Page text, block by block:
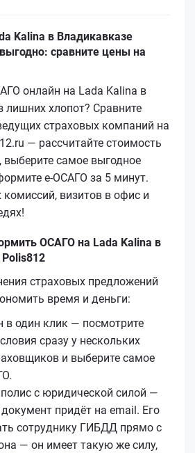
Kalina в Владикавказе
сравните цены на
онлайн на Lada Kalina в
лишних хлопот? Сравните
страховых компаний на
— рассчитайте стоимость
выберите самое выгодное
е‑ОСАГО за 5 минут.
визитов в офис и
ОСАГО на Lada Kalina в
страховых предложений
время и деньги:
в один клик — посмотрите
сразу у нескольких
и выберите самое
с юридической силой —
придёт на email. Его
сотруднику ГИБДД прямо с
— он имеет такую же силу,